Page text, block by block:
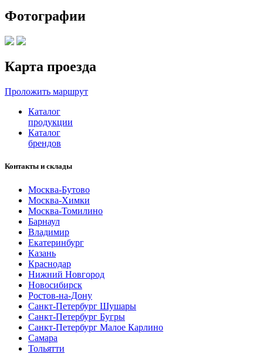
Фотографии
Карта проезда
Проложить маршрут
Каталог
продукции
Каталог
брендов
Контакты и склады
Москва-Бутово
Москва-Химки
Москва-Томилино
Барнаул
Владимир
Екатеринбург
Казань
Краснодар
Нижний Новгород
Новосибирск
Ростов-на-Дону
Санкт-Петербург Шушары
Санкт-Петербург Бугры
Санкт-Петербург Малое Карлино
Самара
Тольятти